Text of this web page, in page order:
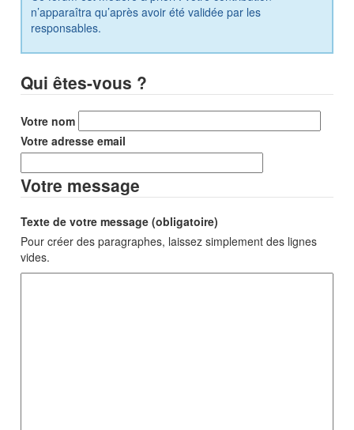
n’apparaîtra qu’après avoir été validée par les
responsables.
Qui êtes-vous ?
Votre nom
Votre adresse email
Votre message
Texte de votre message (obligatoire)
Pour créer des paragraphes, laissez simplement des lignes
vides.